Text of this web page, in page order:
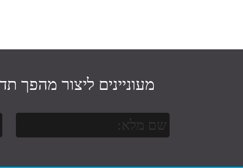
מעוניינים ליצור מהפך